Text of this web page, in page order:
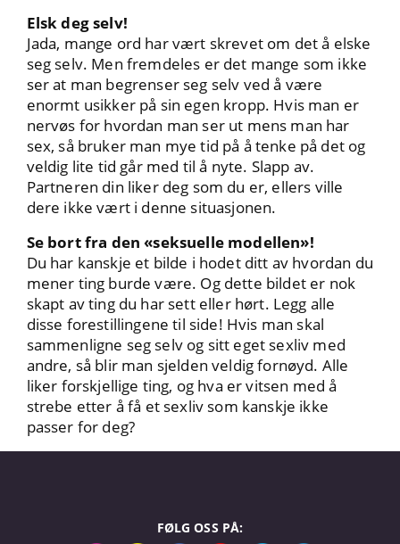
Elsk deg selv!
Jada, mange ord har vært skrevet om det å elske
seg selv. Men fremdeles er det mange som ikke
ser at man begrenser seg selv ved å være
enormt usikker på sin egen kropp. Hvis man er
nervøs for hvordan man ser ut mens man har
sex, så bruker man mye tid på å tenke på det og
veldig lite tid går med til å nyte. Slapp av.
Partneren din liker deg som du er, ellers ville
dere ikke vært i denne situasjonen.
Se bort fra den «seksuelle modellen»!
Du har kanskje et bilde i hodet ditt av hvordan du
mener ting burde være. Og dette bildet er nok
skapt av ting du har sett eller hørt. Legg alle
disse forestillingene til side! Hvis man skal
sammenligne seg selv og sitt eget sexliv med
andre, så blir man sjelden veldig fornøyd. Alle
liker forskjellige ting, og hva er vitsen med å
strebe etter å få et sexliv som kanskje ikke
passer for deg?
FØLG OSS PÅ: